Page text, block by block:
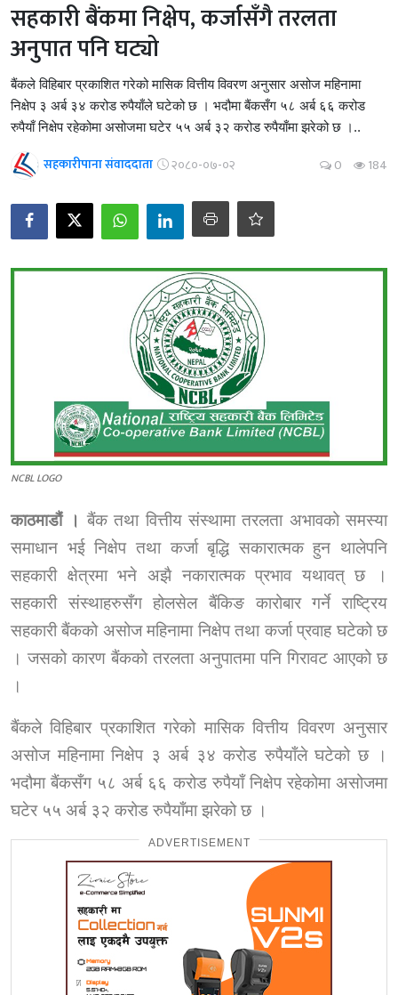
सहकारी बैंकमा निक्षेप, कर्जासँगै तरलता
अनुपात पनि घट्यो
बैंकले विहिबार प्रकाशित गरेको मासिक वित्तीय विवरण अनुसार असोज महिनामा
निक्षेप ३ अर्ब ३४ करोड रुपैयाँले घटेको छ । भदौमा बैंकसँग ५८ अर्ब ६६ करोड
रुपैयाँ निक्षेप रहेकोमा असोजमा घटेर ५५ अर्ब ३२ करोड रुपैयाँमा झरेको छ ।..
सहकारीपाना संवाददाता २०८०-०७-०२ 0 184
NCBL LOGO
काठमाडौं । बैंक तथा वित्तीय संस्थामा तरलता अभावको समस्या
समाधान भई निक्षेप तथा कर्जा बृद्धि सकारात्मक हुन थालेपनि
सहकारी क्षेत्रमा भने अझै नकारात्मक प्रभाव यथावत् छ ।
सहकारी संस्थाहरुसँग होलसेल बैंकिङ कारोबार गर्ने राष्ट्रिय
सहकारी बैंकको असोज महिनामा निक्षेप तथा कर्जा प्रवाह घटेको छ
। जसको कारण बैंकको तरलता अनुपातमा पनि गिरावट आएको छ
।
बैंकले विहिबार प्रकाशित गरेको मासिक वित्तीय विवरण अनुसार
असोज महिनामा निक्षेप ३ अर्ब ३४ करोड रुपैयाँले घटेको छ ।
भदौमा बैंकसँग ५८ अर्ब ६६ करोड रुपैयाँ निक्षेप रहेकोमा असोजमा
घटेर ५५ अर्ब ३२ करोड रुपैयाँमा झरेको छ ।
ADVERTISEMENT